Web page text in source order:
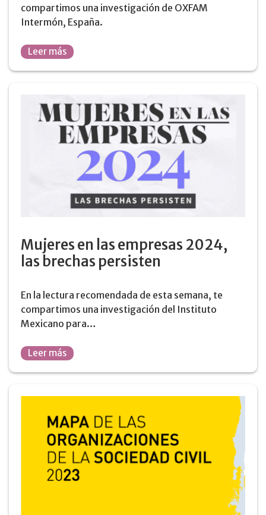
compartimos una investigación de OXFAM
Intermón, España.
Leer más
Mujeres en las empresas 2024,
las brechas persisten
En la lectura recomendada de esta semana, te
compartimos una investigación del Instituto
Mexicano para…
Leer más